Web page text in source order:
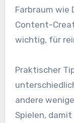
Farbraum wie
Content-
wichtig, für
Praktischer
andere
Spielen,